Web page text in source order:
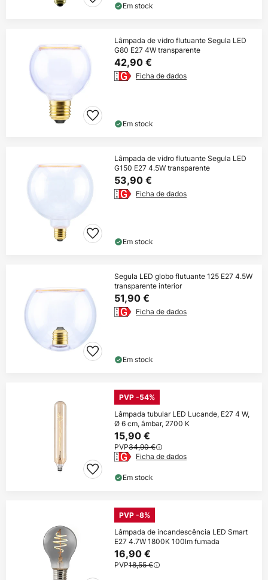
Em stock
Lâmpada de vidro flutuante Segula LED
G80 E27 4W transparente
42,90 €
Ficha de dados
Em stock
Lâmpada de vidro flutuante Segula LED
G150 E27 4.5W transparente
53,90 €
Ficha de dados
Em stock
Segula LED globo flutuante 125 E27 4.5W
transparente interior
51,90 €
Ficha de dados
Em stock
PVP -54%
Lâmpada tubular LED Lucande, E27 4 W,
Ø 6 cm, âmbar, 2700 K
15,90 €
PVP34,90 €
Ficha de dados
Em stock
PVP -8%
Lâmpada de incandescência LED Smart
E27 4.7W 1800K 100lm fumada
16,90 €
PVP18,55 €